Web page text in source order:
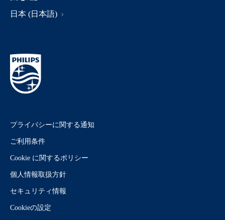
日本 (日本語)
プライバシーに関する通知
ご利用条件
Cookie に関するポリシー
個人情報取扱方針
セキュリティ情報
Cookieの設定